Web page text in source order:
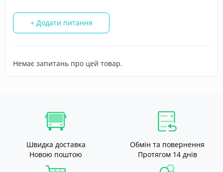
+ Додати питання
Немає запитань про цей товар.
Швидка доставка
Новою поштою
Обмін та повернення
Протягом 14 днів